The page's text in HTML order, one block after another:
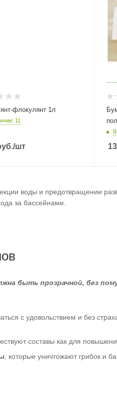
флокулянт 1л
11
/шт
воды и предотвращении
за бассейнами.
быть прозрачной, без
с удовольствием и без
составы как для
, которые уничтожают грибок и